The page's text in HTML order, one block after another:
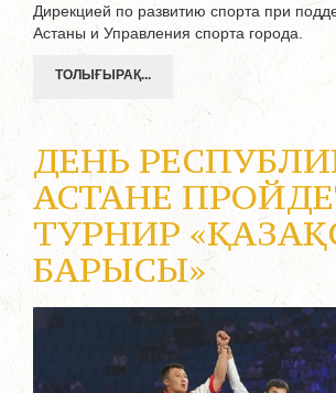
Дирекцией по развитию спорта при
Астаны и Управления спорта города.
ТОЛЫҒЫРАҚ...
ДЕНЬ
АСТАНЕ
ТУРНИР
БАРЫСЫ»